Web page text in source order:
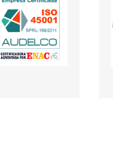
Seguridad y de la
Salud Laboral
(descargar)